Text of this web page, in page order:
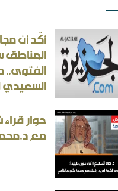
المنطقية والأجوبة غير
أكّد أن
الفتوى..
السعيدي
حوار
مع
بين الثوابت والمتغيرات